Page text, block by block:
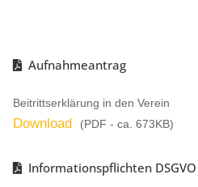
Aufnahmeantrag
Beitrittserklärung in den Verein
Download (PDF - ca. 673KB)
Informationspflichten DSGVO